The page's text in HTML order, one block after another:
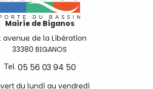
Mairie de Biganos
avenue de la Libération
33380 BIGANOS
Tel. 05 56 03 94 50
du lundi au vendredi